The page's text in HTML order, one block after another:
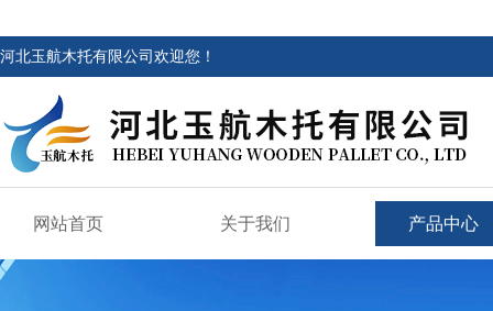
河北玉航木托有限公司欢迎您！
网站首页 关于我们 产品中心